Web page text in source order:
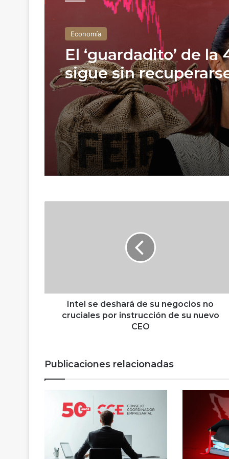
Economía
El ‘guardadito’ de la
sigue sin
la mitad de lo que
Peña Nieto
e
e
s
Intel se deshará de su negocios no
cruciales por instrucción de su nuevo
CEO
Publicaciones relacionadas